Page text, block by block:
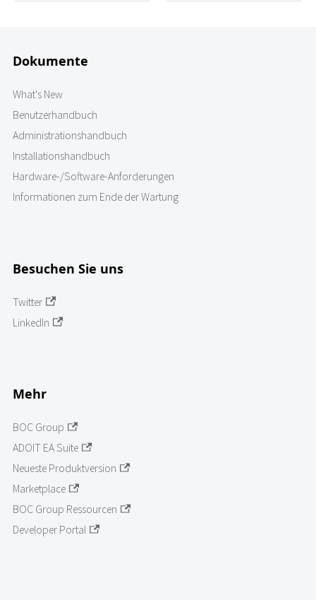
Dokumente
What's New
Benutzerhandbuch
Administrationshandbuch
Installationshandbuch
Hardware-/Software-Anforderungen
Informationen zum Ende der Wartung
Besuchen Sie uns
Twitter
LinkedIn
Mehr
BOC Group
ADOIT EA Suite
Neueste Produktversion
Marketplace
BOC Group Ressourcen
Developer Portal